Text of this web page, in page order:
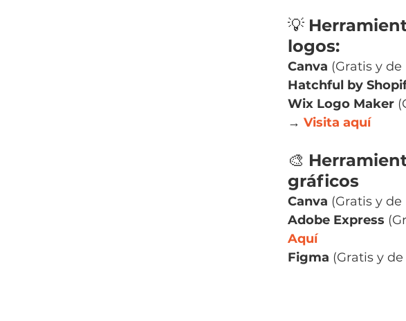
💡
logos:
Canva (Gratis y
Hatchful by
Wix Logo Maker
→ Visita aquí
🎨
gráficos
Canva (Gratis y
Adobe Express
Aquí
Figma (Gratis y